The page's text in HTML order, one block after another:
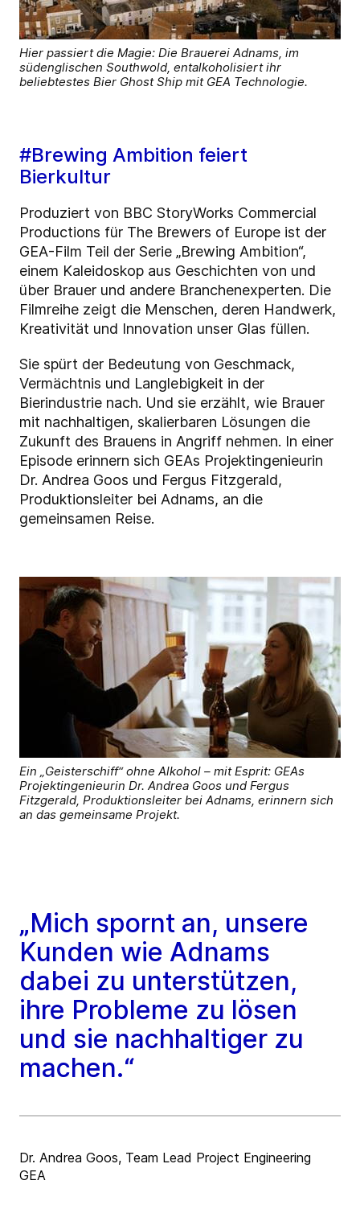
Hier passiert die Magie: Die Brauerei Adnams, im
südenglischen Southwold, entalkoholisiert ihr
beliebtestes Bier Ghost Ship mit GEA Technologie.
#Brewing Ambition feiert
Bierkultur
Produziert von BBC StoryWorks Commercial
Productions für The Brewers of Europe ist der
GEA-Film Teil der Serie „Brewing Ambition“,
einem Kaleidoskop aus Geschichten von und
über Brauer und andere Branchenexperten. Die
Filmreihe zeigt die Menschen, deren Handwerk,
Kreativität und Innovation unser Glas füllen.
Sie spürt der Bedeutung von Geschmack,
Vermächtnis und Langlebigkeit in der
Bierindustrie nach. Und sie erzählt, wie Brauer
mit nachhaltigen, skalierbaren Lösungen die
Zukunft des Brauens in Angriff nehmen. In einer
Episode erinnern sich GEAs Projektingenieurin
Dr. Andrea Goos und Fergus Fitzgerald,
Produktionsleiter bei Adnams, an die
gemeinsamen Reise.
Ein „Geisterschiff“ ohne Alkohol – mit Esprit: GEAs
Projektingenieurin Dr. Andrea Goos und Fergus
Fitzgerald, Produktionsleiter bei Adnams, erinnern sich
an das gemeinsame Projekt.
„Mich spornt an, unsere
Kunden wie Adnams
dabei zu unterstützen,
ihre Probleme zu lösen
und sie nachhaltiger zu
machen.“
Dr. Andrea Goos, Team Lead Project Engineering
GEA